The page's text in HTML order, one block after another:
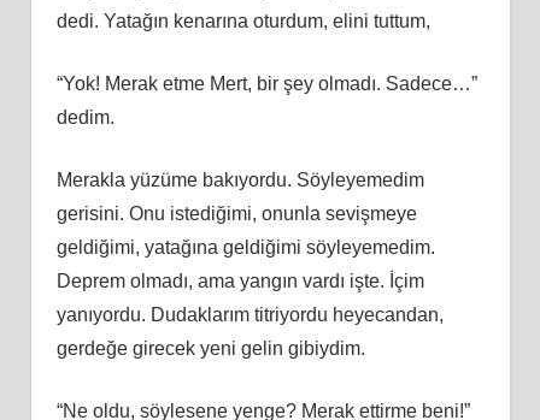
dedi. Yatağın kenarına oturdum, elini tuttum,
“Yok! Merak etme Mert, bir şey olmadı. Sadece…”
dedim.
Merakla yüzüme bakıyordu. Söyleyemedim
gerisini. Onu istediğimi, onunla sevişmeye
geldiğimi, yatağına geldiğimi söyleyemedim.
Deprem olmadı, ama yangın vardı işte. İçim
yanıyordu. Dudaklarım titriyordu heyecandan,
gerdeğe girecek yeni gelin gibiydim.
“Ne oldu, söylesene yenge? Merak ettirme beni!”